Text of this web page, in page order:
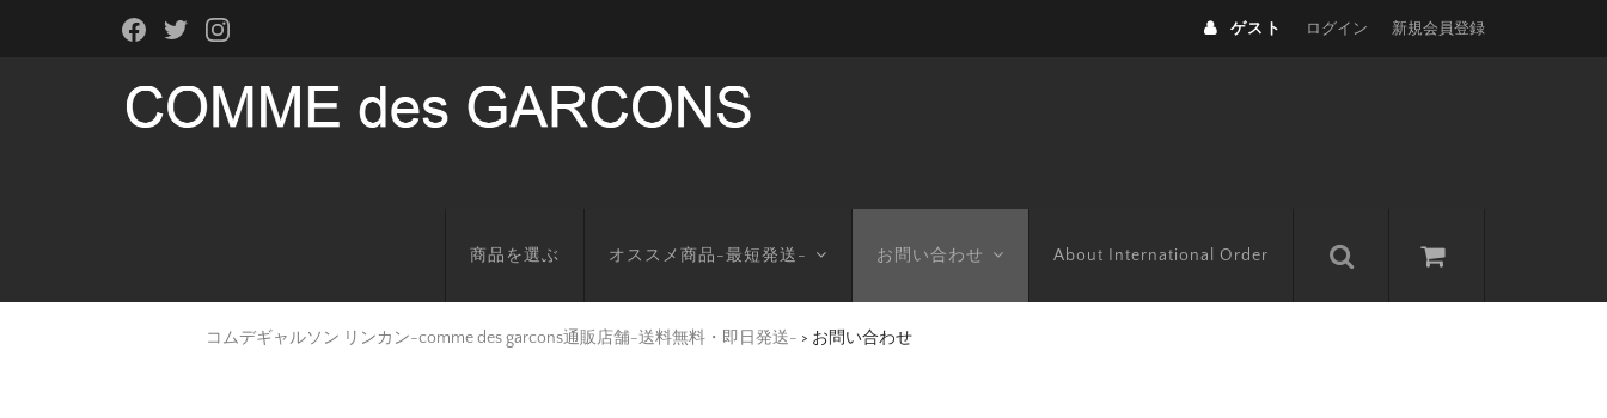
ゲスト ログイン 新規会員登録
商品を選ぶ オススメ商品-最短発送- お問い合わせ About International Order
コムデギャルソン リンカン-comme des garcons通販店舗-送料無料・即日発送- > お問い合わせ